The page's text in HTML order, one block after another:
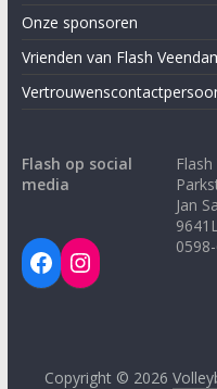
Onze sponsoren
Vrienden van Flash
Flash op social
media
Facebook
Instagram
Jan
Copyright © 2026